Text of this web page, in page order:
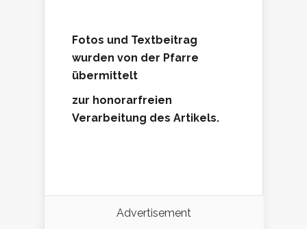
Fotos und Textbeitrag
wurden von der Pfarre
übermittelt
zur honorarfreien
Verarbeitung des Artikels.
Advertisement